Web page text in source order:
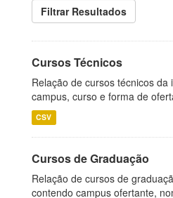
Filtrar Resultados
Cursos Técnicos
Relação de cursos técnicos da
campus, curso e forma de
CSV
Cursos de Graduação
Relação de cursos de
contendo campus ofertante,